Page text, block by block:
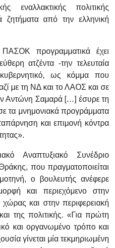
εναλλακτικής πολιτικής
ζητήματα από την ελληνική
προγραμματικά έχει
ατζέντα -την τελευταία
ως κόμμα που
με τη ΝΔ και το ΛΑΟΣ και σε
Αντώνη Σαμαρά […] έσυρε τη
τα μνημονιακά προγράμματα
και επιμονή κόντρα
Αναπτυξιακό Συνέδριο
που πραγματοποιείται
ο βουλευτής ανέφερε
και περιεχόμενο στην
χώρας και στην περιφερειακή
της πολιτικής. «Για πρώτη
και οργανωμένο τρόπο και
γίνεται μία τεκμηριωμένη